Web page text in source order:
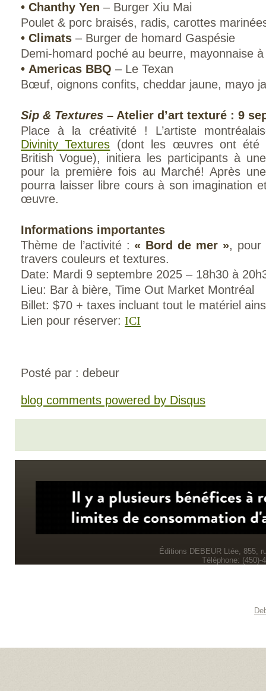
• Chanthy Yen – Burger Xiu Mai
Poulet & porc braisés, radis, carottes
• Climats – Burger de homard Gaspésie
Demi-homard poché au beurre, mayonnaise
• Americas BBQ – Le Texan
Bœuf, oignons confits, cheddar jaune, mayo
Sip & Textures – Atelier d’art texturé : 9
Place à la créativité ! L’artiste
Divinity Textures (dont les œuvres ont été
British Vogue), initiera les participants à
pour la première fois au Marché! Après
pourra laisser libre cours à son imagination
œuvre.
Informations importantes
Thème de l’activité : « Bord de mer », pour
travers couleurs et textures.
Date: Mardi 9 septembre 2025 – 18h30 à
Lieu: Bar à bière, Time Out Market Montréal
Billet: $70 + taxes incluant tout le matériel
Lien pour réserver: ICI
Posté par : debeur
blog comments powered by Disqus
Éditions DEBEUR Ltée, 855,
Téléphone: (450)-